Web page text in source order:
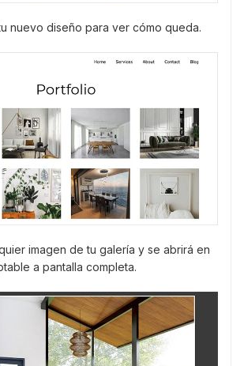
nuevo diseño para ver cómo queda.
imagen de tu galería y se abrirá en
a pantalla completa.